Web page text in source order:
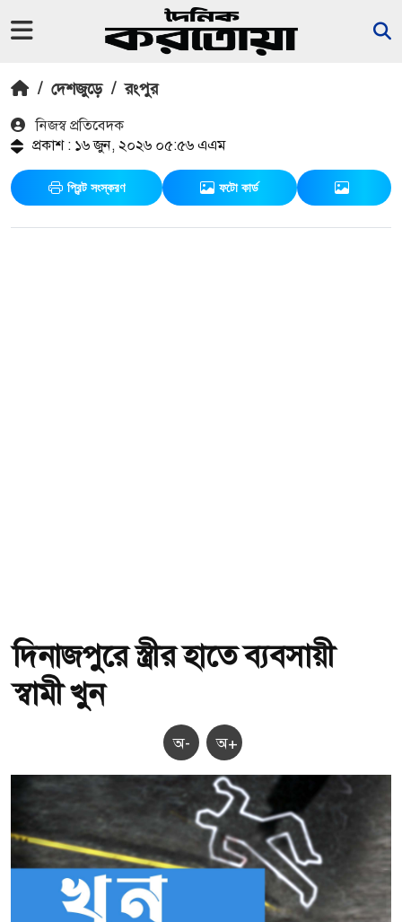
/ দেশজুড়ে / রংপুর
নিজস্ব প্রতিবেদক
প্রকাশ : ১৬ জুন, ২০২৬ ০৫:৫৬ এএম
প্রিন্ট সংস্করণ ফটো কার্ড
দিনাজপুরে স্ত্রীর হাতে ব্যবসায়ী
স্বামী খুন
অ- অ+